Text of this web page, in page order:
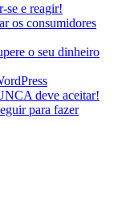
se e reagir!
os consumidores
o seu dinheiro
deve aceitar!
para fazer